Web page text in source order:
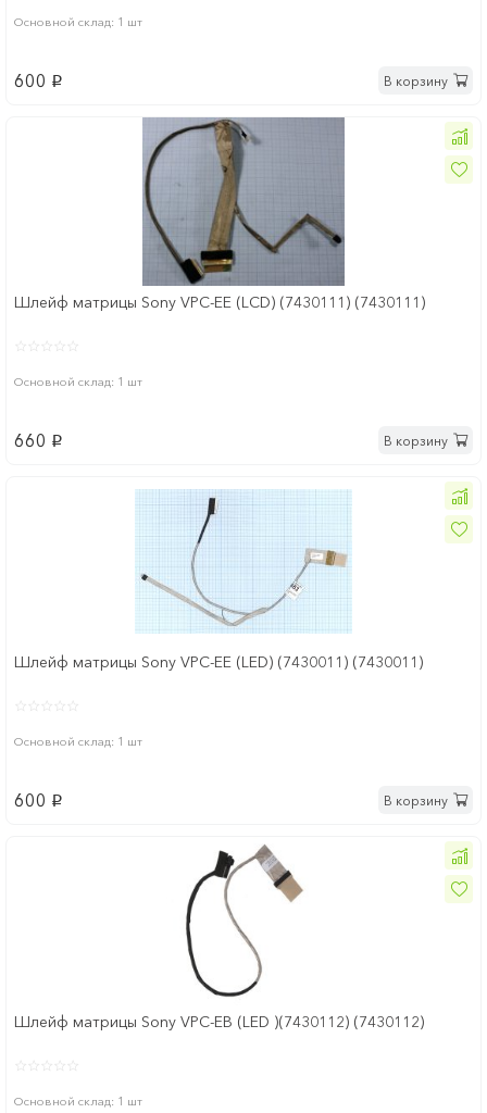
Основной склад: 1 шт
600 p В корзину
Шлейф матрицы Sony VPC-EE (LCD) (7430111) (7430111)
Основной склад: 1 шт
660 p В корзину
Шлейф матрицы Sony VPC-EE (LED) (7430011) (7430011)
Основной склад: 1 шт
600 p В корзину
Шлейф матрицы Sony VPC-EB (LED )(7430112) (7430112)
Основной склад: 1 шт